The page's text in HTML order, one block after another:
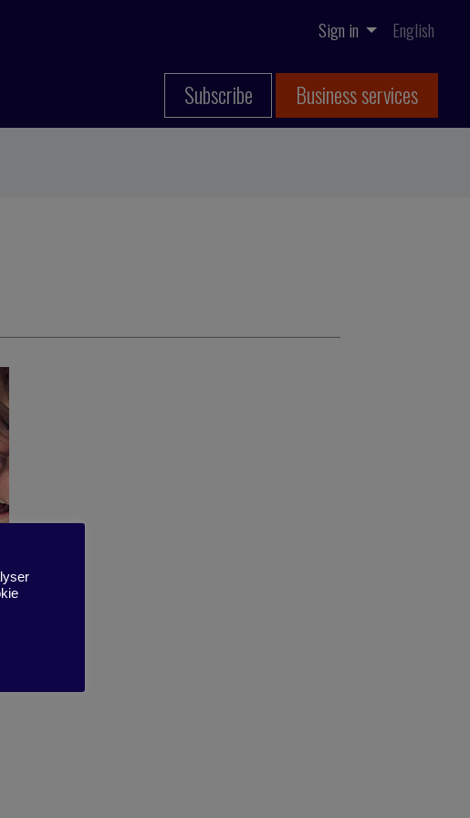
Sign in English
Subscribe Business services